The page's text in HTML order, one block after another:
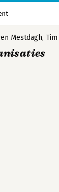
Mestdagh,